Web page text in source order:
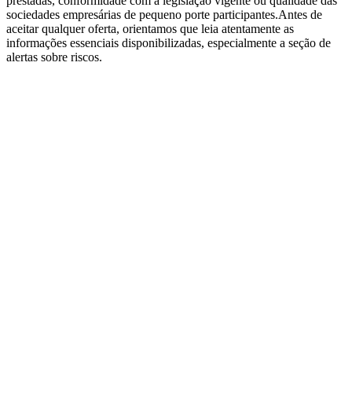
sociedades empresárias de pequeno porte participantes.Antes de
aceitar qualquer oferta, orientamos que leia atentamente as
informações essenciais disponibilizadas, especialmente a seção de
alertas sobre riscos.